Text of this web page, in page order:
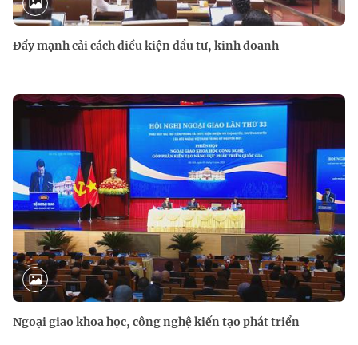
Đẩy mạnh cải cách điều kiện đầu tư, kinh doanh
Ngoại giao khoa học, công nghệ kiến tạo phát triển